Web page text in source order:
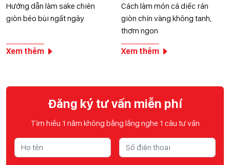
Hướng dẫn làm sake chiên
giòn béo bùi ngất ngây
Xem thêm
Cách làm món cá diếc rán
giòn chín vàng không tanh,
thơm ngon
Xem thêm
Đăng ký tư vấn miễn phí
Tìm hiểu 1 năm không bằng lắng nghe 1 câu tư vấn